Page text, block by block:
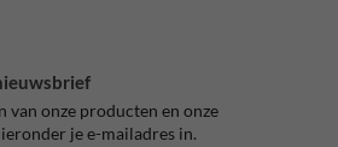
van onze producten en onze
je e-mailadres in.